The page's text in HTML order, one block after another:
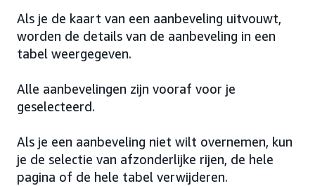
Als je de kaart van een aanbeveling uitvouwt,
worden de details van de aanbeveling in een
tabel weergegeven.
Alle aanbevelingen zijn vooraf voor je
geselecteerd.
Als je een aanbeveling niet wilt overnemen, kun
je de selectie van afzonderlijke rijen, de hele
pagina of de hele tabel verwijderen.